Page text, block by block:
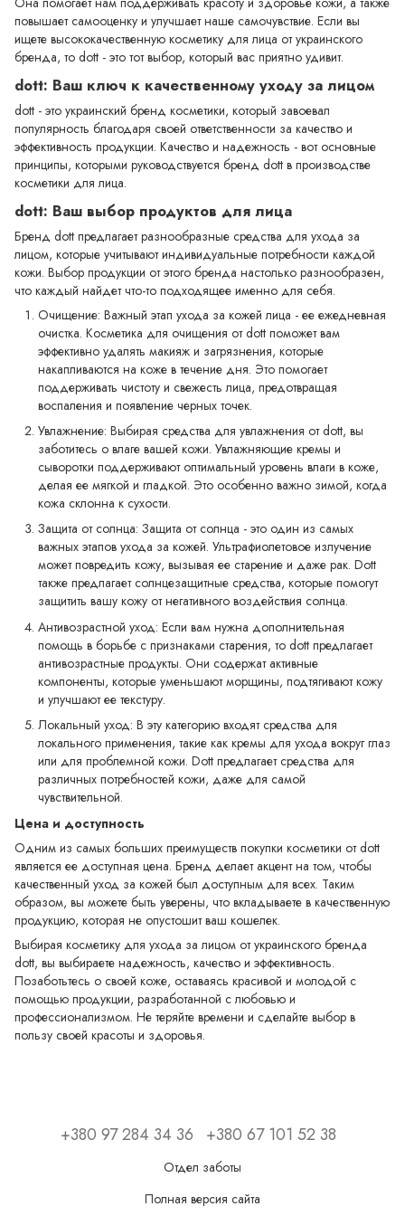
повышает самооценку и улучшает наше самочувствие. Если вы
ищете высококачественную косметику для лица от украинского
бренда, то dott - это тот выбор, который вас приятно удивит.
dott: Ваш ключ к качественному уходу за лицом
dott - это украинский бренд косметики, который завоевал
популярность благодаря своей ответственности за качество и
эффективность продукции. Качество и надежность - вот основные
принципы, которыми руководствуется бренд dott в производстве
косметики для лица.
dott: Ваш выбор продуктов для лица
Бренд dott предлагает разнообразные средства для ухода за
лицом, которые учитывают индивидуальные потребности каждой
кожи. Выбор продукции от этого бренда настолько разнообразен,
что каждый найдет что-то подходящее именно для себя.
Очищение: Важный этап ухода за кожей лица - ее ежедневная
очистка. Косметика для очищения от dott поможет вам
эффективно удалять макияж и загрязнения, которые
накапливаются на коже в течение дня. Это помогает
поддерживать чистоту и свежесть лица, предотвращая
воспаления и появление черных точек.
Увлажнение: Выбирая средства для увлажнения от dott, вы
заботитесь о влаге вашей кожи. Увлажняющие кремы и
сыворотки поддерживают оптимальный уровень влаги в коже,
делая ее мягкой и гладкой. Это особенно важно зимой, когда
кожа склонна к сухости.
Защита от солнца: Защита от солнца - это один из самых
важных этапов ухода за кожей. Ультрафиолетовое излучение
может повредить кожу, вызывая ее старение и даже рак. Dott
также предлагает солнцезащитные средства, которые помогут
защитить вашу кожу от негативного воздействия солнца.
Антивозрастной уход: Если вам нужна дополнительная
помощь в борьбе с признаками старения, то dott предлагает
антивозрастные продукты. Они содержат активные
компоненты, которые уменьшают морщины, подтягивают кожу
и улучшают ее текстуру.
Локальный уход: В эту категорию входят средства для
локального применения, такие как кремы для ухода вокруг глаз
или для проблемной кожи. Dott предлагает средства для
различных потребностей кожи, даже для самой
чувствительной.
Цена и доступность
Одним из самых больших преимуществ покупки косметики от dott
является ее доступная цена. Бренд делает акцент на том, чтобы
качественный уход за кожей был доступным для всех. Таким
образом, вы можете быть уверены, что вкладываете в качественную
продукцию, которая не опустошит ваш кошелек.
Выбирая косметику для ухода за лицом от украинского бренда
dott, вы выбираете надежность, качество и эффективность.
Позаботьтесь о своей коже, оставаясь красивой и молодой с
помощью продукции, разработанной с любовью и
профессионализмом. Не теряйте времени и сделайте выбор в
пользу своей красоты и здоровья.
+380 97 284 34 36 +380 67 101 52 38
Отдел заботы
Полная версия сайта